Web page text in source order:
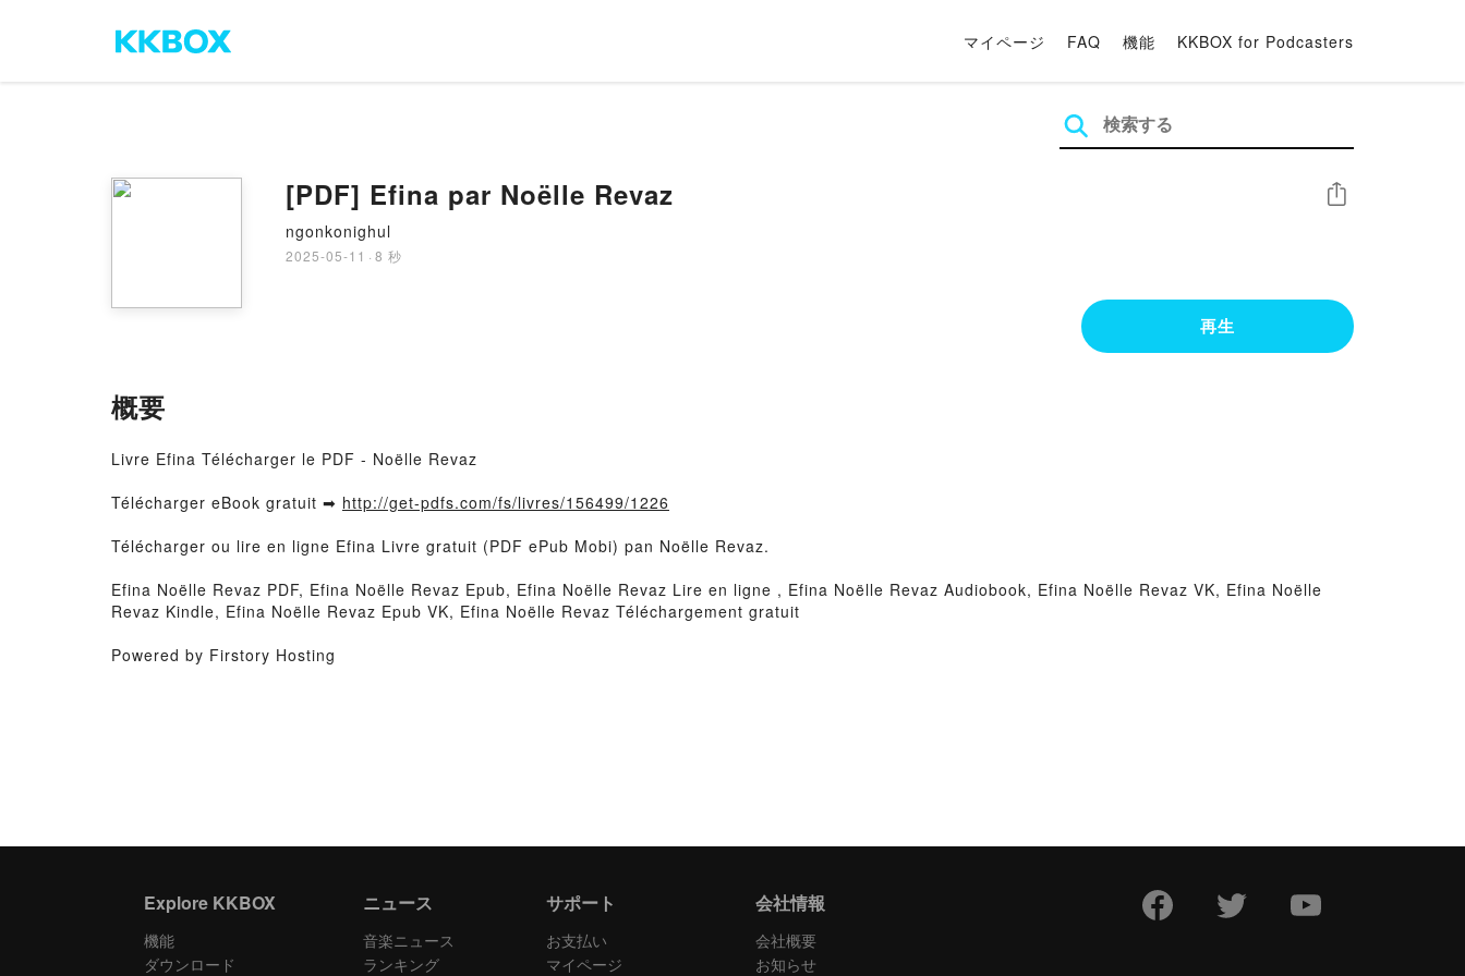
マイページ FAQ 機能 KKBOX for Podcasters
[PDF] Efina par Noëlle Revaz
ngonkonighul
2025-05-11 · 8 秒
シェア
再生
概要
Livre Efina Télécharger le PDF - Noëlle Revaz
Télécharger eBook gratuit ➡ http://get-pdfs.com/fs/livres/156499/1226
Télécharger ou lire en ligne Efina Livre gratuit (PDF ePub Mobi) pan Noëlle Revaz.
Efina Noëlle Revaz PDF, Efina Noëlle Revaz Epub, Efina Noëlle Revaz Lire en ligne , Efina Noëlle Revaz Audiobook, Efina Noëlle Revaz VK, Efina Noëlle
Revaz Kindle, Efina Noëlle Revaz Epub VK, Efina Noëlle Revaz Téléchargement gratuit
Powered by Firstory Hosting
Explore KKBOX
機能
ダウンロード
ニュース
音楽ニュース
ランキング
サポート
お支払い
マイページ
会社情報
会社概要
お知らせ